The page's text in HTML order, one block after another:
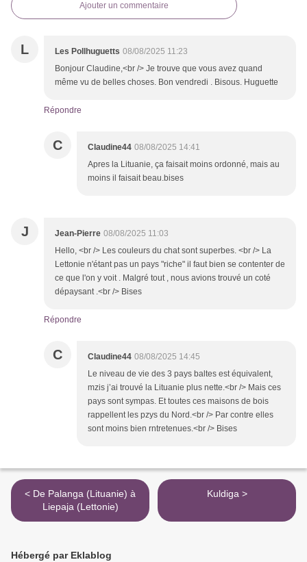
Ajouter un commentaire
L Les Pollhuguetts 08/08/2025 11:23
Bonjour Claudine,<br /> Je trouve que vous avez quand
même vu de belles choses. Bon vendredi . Bisous. Huguette
Répondre
C Claudine44 08/08/2025 14:41
Apres la Lituanie, ça faisait moins ordonné, mais au
moins il faisait beau.bises
J Jean-Pierre 08/08/2025 11:03
Hello, <br /> Les couleurs du chat sont superbes. <br /> La
Lettonie n'étant pas un pays "riche" il faut bien se contenter de
ce que l'on y voit . Malgré tout , nous avions trouvé un coté
dépaysant .<br /> Bises
Répondre
C Claudine44 08/08/2025 14:45
Le niveau de vie des 3 pays baltes est équivalent,
mzis j’ai trouvé la Lituanie plus nette.<br /> Mais ces
pays sont sympas. Et toutes ces maisons de bois
rappellent les pzys du Nord.<br /> Par contre elles
sont moins bien rntretenues.<br /> Bises
< De Palanga (Lituanie) à
Liepaja (Lettonie)
Kuldiga >
Hébergé par Eklablog